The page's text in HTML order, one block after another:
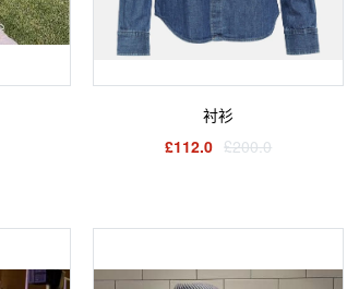
衬衫
£112.0 £200.0